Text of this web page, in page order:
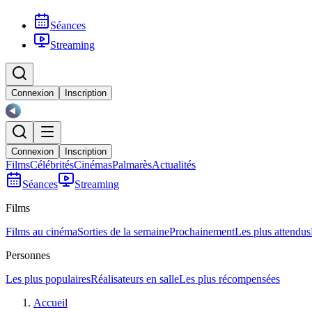
Séances
Streaming
Connexion Inscription
Connexion Inscription
FilmsCélébritésCinémasPalmarèsActualités
Séances
Streaming
Films
Films au cinémaSorties de la semaineProchainementLes plus attendus
Personnes
Les plus populairesRéalisateurs en salleLes plus récompensées
Accueil